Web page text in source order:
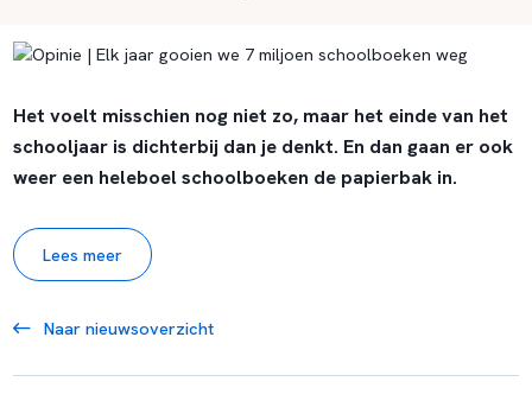
Het voelt misschien nog niet zo, maar het einde van het
schooljaar is dichterbij dan je denkt. En dan gaan er ook
weer een heleboel schoolboeken de papierbak in.
Lees meer
Naar nieuwsoverzicht